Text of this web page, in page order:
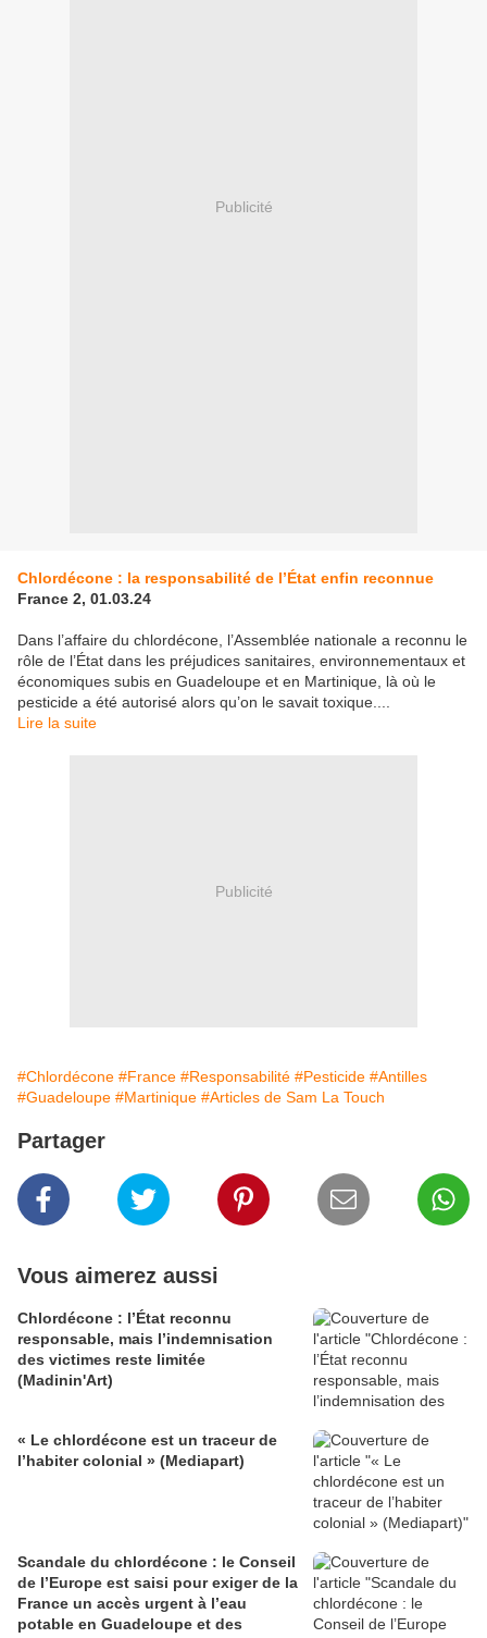
Publicité
Chlordécone : la responsabilité de l’État enfin reconnue
France 2, 01.03.24
Dans l’affaire du chlordécone, l’Assemblée nationale a reconnu le
rôle de l’État dans les préjudices sanitaires, environnementaux et
économiques subis en Guadeloupe et en Martinique, là où le
pesticide a été autorisé alors qu’on le savait toxique....
Lire la suite
Publicité
#Chlordécone #France #Responsabilité #Pesticide #Antilles
#Guadeloupe #Martinique #Articles de Sam La Touch
Partager
Vous aimerez aussi
Chlordécone : l’État reconnu
responsable, mais l’indemnisation
des victimes reste limitée
(Madinin'Art)
« Le chlordécone est un traceur de
l’habiter colonial » (Mediapart)
Scandale du chlordécone : le Conseil
de l’Europe est saisi pour exiger de la
France un accès urgent à l’eau
potable en Guadeloupe et des